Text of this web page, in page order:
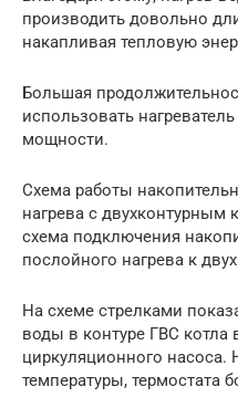
производить довольно
накапливая тепловую
Большая
использовать
мощности.
Схема работы
нагрева с двухконтурным
схема подключения
послойного нагрева к
На схеме стрелками
воды в контуре ГВС котла
циркуляционного насоса.
температуры, термостата